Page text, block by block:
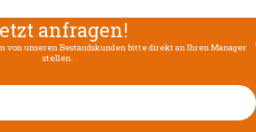
anfragen!
von unseren Bestandskunden bitte direkt an Ihren Manager
stellen.